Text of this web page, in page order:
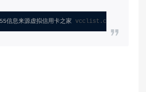
信息来源虚拟信用卡之家 vcclist.com